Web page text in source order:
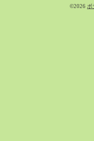
©2026